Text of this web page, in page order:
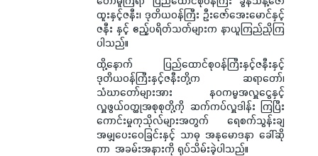
ထူးနှင့်ဇနီး၊ ဒုတိယဝန်ကြီး ဦးဇော်အေးမောင်နှင့်
ဇနီး နှင့် ဧည့်ပရိတ်သတ်များက နာယူကြည်ညိုကြ
ပါသည်။
ထို့နောက် ပြည်ထောင်စုဝန်ကြီးနှင့်ဇနီးနှင့်
ဒုတိယဝန်ကြီးနှင့်ဇနီးတို့က ဆရာတော်၊
သံဃာတော်များအား နဝကမ္မအလှူငွေနှင့်
လှူဖွယ်ဝတ္ထုအစုစုတို့ကို ဆက်ကပ်လှူဒါန်း ကြပြီး
ကောင်းမှုကုသိုလ်များအတွက် ရေစက်သွန်းချ
အမျှပေးဝေခြင်းနှင့် သာဓု အနုမောဒနာ ခေါ်ဆို
ကာ အခမ်းအနားကို ရုပ်သိမ်းခဲ့ပါသည်။